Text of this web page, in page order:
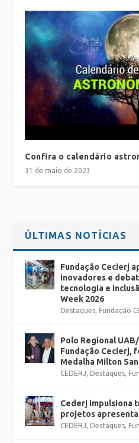
Confira o calendário
31 de maio de 2023
ÚLTIMAS NOTÍCIAS
Fundação Cecierj
inovadores e
tecnologia e
Week 2026
Destaques, Fundação
Polo Regional
Fundação Cecierj,
Medalha Milton
CEDERJ, Destaques,
Cederj impulsiona
projetos
CEDERJ, Destaques,